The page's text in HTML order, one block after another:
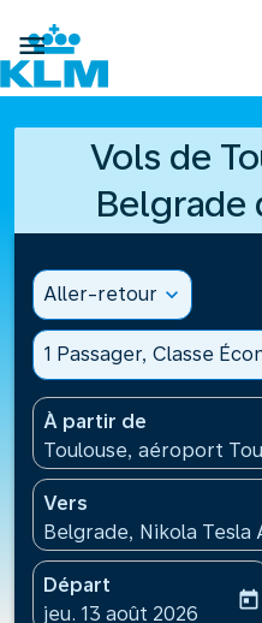

Vols de
Belgrade
Aller-retour expand_more
1 Passager, Classe
À partir de
Toulouse, aéroport
Vers
Belgrade, Nikola
Départ
fc-booking-
jeu. 13 août 2026
today